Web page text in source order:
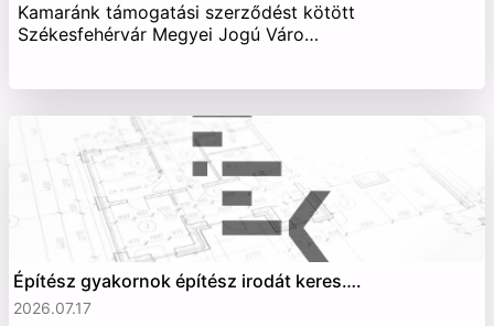
Kamaránk támogatási szerződést kötött
Székesfehérvár Megyei Jogú Váro…
Építész gyakornok építész irodát keres….
2026.07.17